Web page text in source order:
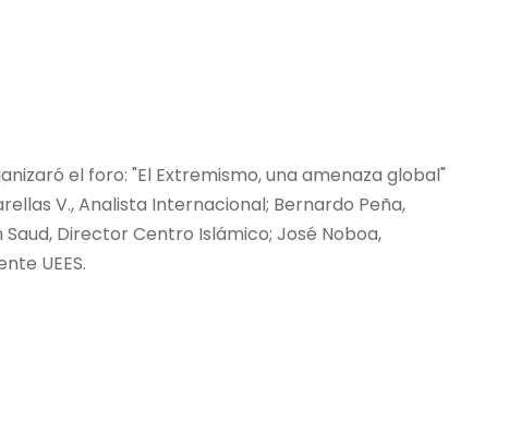
el foro: "El Extremismo, una amenaza global"
V., Analista Internacional; Bernardo Peña,
Director Centro Islámico; José Noboa,
UEES.